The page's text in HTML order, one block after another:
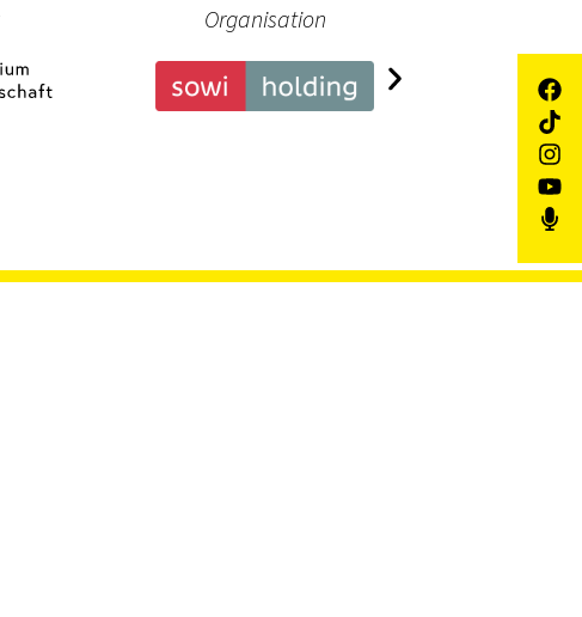
Organisation